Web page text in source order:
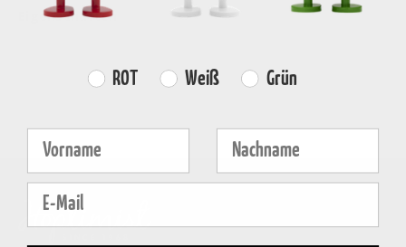
Eigenschaften
Farvevalg
ROT Weiß Grün
Fornavn Efternavn
E-mail